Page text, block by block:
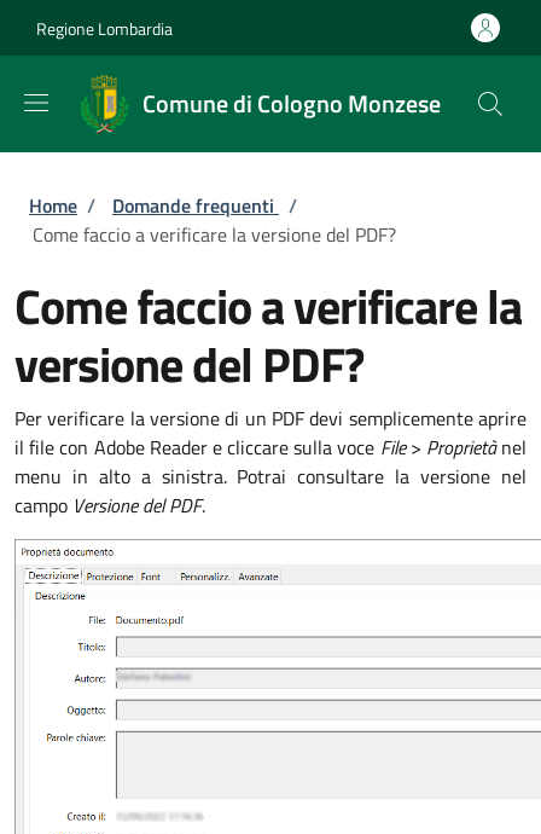
Regione Lombardia
Comune di Cologno Monzese
Briciole di pane
Home / Domande frequenti /
Come faccio a verificare la versione del PDF?
Come faccio a verificare la
versione del PDF?
Per verificare la versione di un PDF devi semplicemente aprire
il file con Adobe Reader e cliccare sulla voce File> Proprietànel
menu in alto a sinistra. Potrai consultare la versione nel
campo Versione del PDF.